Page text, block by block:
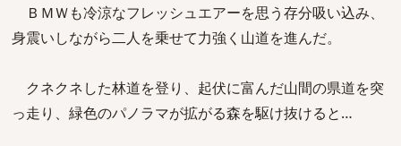
ＢＭＷも冷涼なフレッシュエアーを思う存分吸い込み、
身震いしながら二人を乗せて力強く山道を進んだ。
クネクネした林道を登り、起伏に富んだ山間の県道を突
っ走り、緑色のパノラマが拡がる森を駆け抜けると…